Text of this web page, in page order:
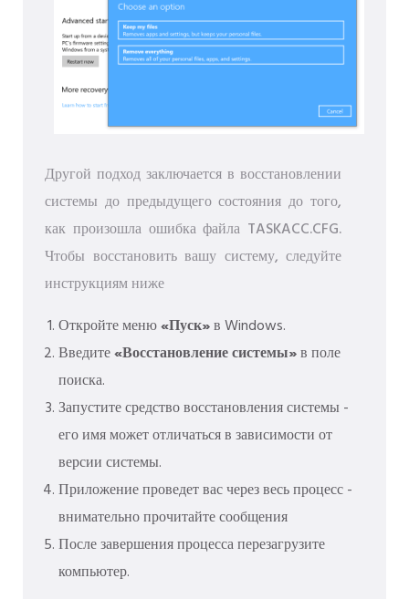
Другой подход заключается в восстановлении
системы до предыдущего состояния до того,
как произошла ошибка файла TASKACC.CFG.
Чтобы восстановить вашу систему, следуйте
инструкциям ниже
Откройте меню«Пуск»в Windows.
Введите«Восстановление системы»в поле
поиска.
Запустите средство восстановления системы -
его имя может отличаться в зависимости от
версии системы.
Приложение проведет вас через весь процесс -
внимательно прочитайте сообщения
После завершения процесса перезагрузите
компьютер.